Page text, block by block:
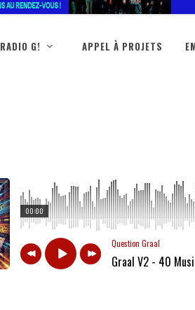
RADIO G! APPEL À PROJETS
00:00
Question Graal
Graal V2 - 40